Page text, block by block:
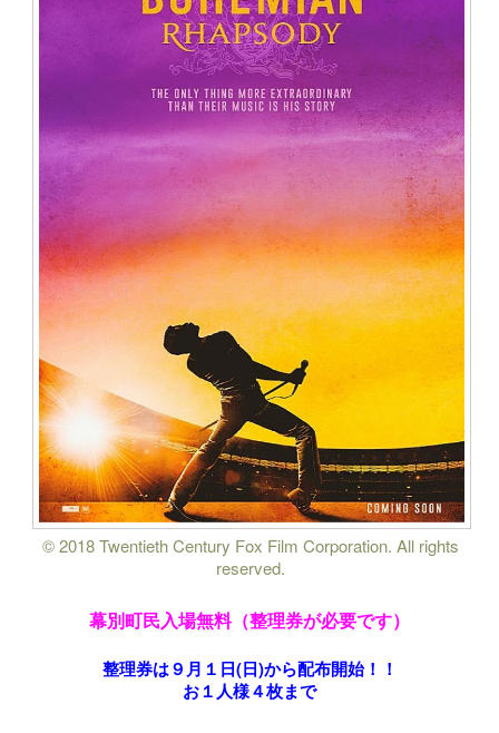
© 2018 Twentieth Century Fox Film Corporation. All rights
reserved.
幕別町民入場無料（整理券が必要です）
整理券は９月１日(日)から配布開始！！
お１人様４枚まで